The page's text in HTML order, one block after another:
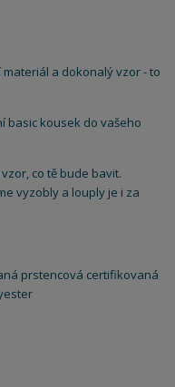
a dokonalý vzor - to
basic kousek do vašeho
co tě bude bavit.
vyzobly a louply je i za
prstencová certifikovaná